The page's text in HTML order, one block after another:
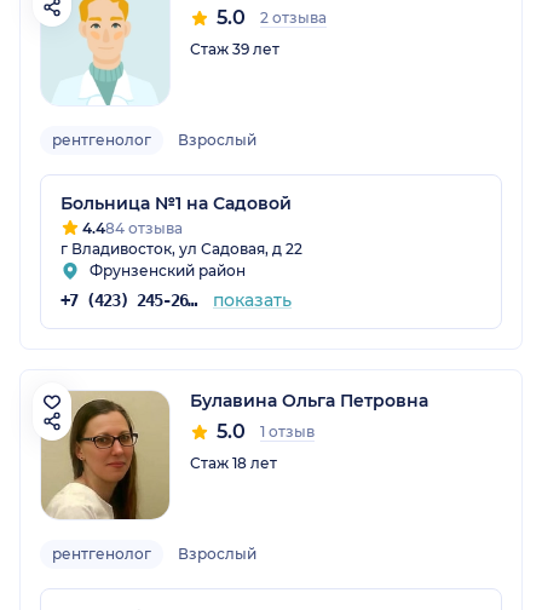
5.0
2 отзыва
Стаж 39 лет
рентгенолог Взрослый
Больница №1 на Садовой
4.484 отзыва
г Владивосток, ул Садовая, д 22
Фрунзенский район
+7 (423) 245-26-31 показать
Булавина Ольга Петровна
5.0
1 отзыв
Стаж 18 лет
рентгенолог Взрослый